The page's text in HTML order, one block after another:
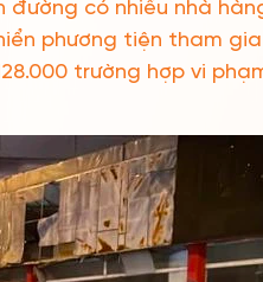
đường có nhiều nhà
phương tiện tham
trường hợp vi